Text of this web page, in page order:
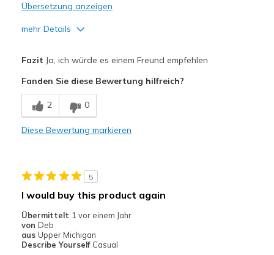
Übersetzung anzeigen
mehr Details
Comfortable
Durable
Going Out
Width
Feels true to width
Sizing
View On Shoes
Shoes are for Wearing
Fazit Ja, ich würde es einem Freund empfehlen
Fanden Sie diese Bewertung hilfreich?
2 0
Diese Bewertung markieren
5
I would buy this product again
Übermittelt 1 vor einem Jahr
von Deb
aus Upper Michigan
Describe Yourself Casual